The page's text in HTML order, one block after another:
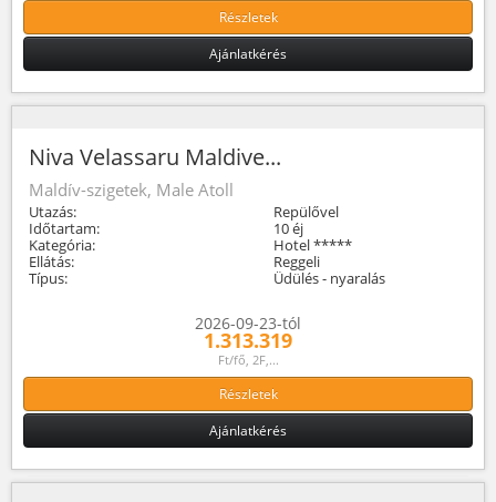
Részletek
Ajánlatkérés
Niva Velassaru Maldive...
Maldív-szigetek, Male Atoll
Utazás:
Repülővel
Időtartam:
10 éj
Kategória:
Hotel *****
Ellátás:
Reggeli
Típus:
Üdülés - nyaralás
2026-09-23-tól
1.313.319
Ft/fő, 2F,...
Részletek
Ajánlatkérés